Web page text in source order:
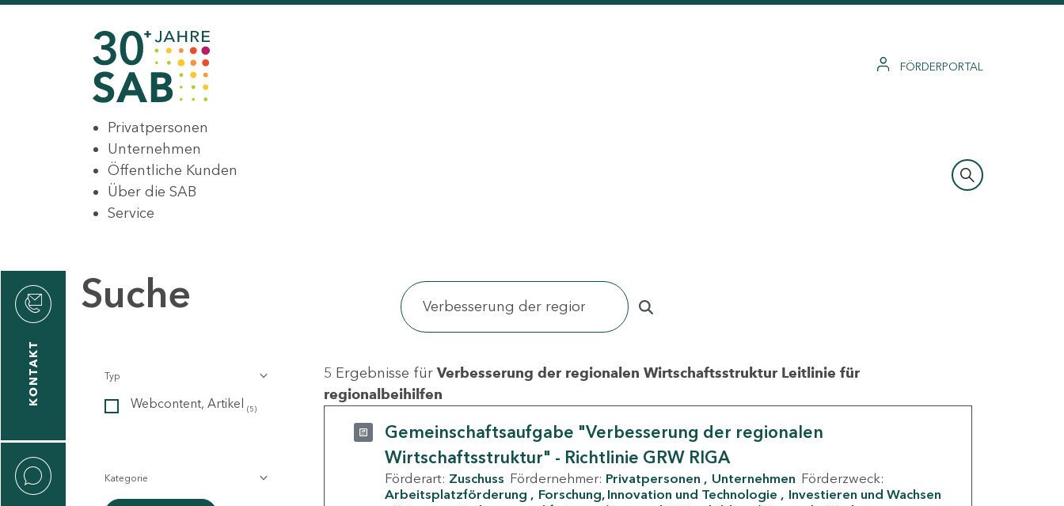
FÖRDERPORTAL
Privatpersonen
Unternehmen
Öffentliche Kunden
Über die SAB
Service
KONTAKT
Suche
Typ
Webcontent, Artikel (5)
Kategorie
5 Ergebnisse für Verbesserung der regionalen Wirtschaftsstruktur Leitlinie für
regionalbeihilfen
Gemeinschaftsaufgabe "Verbesserung der regionalen
Wirtschaftsstruktur" - Richtlinie GRW RIGA
Förderart: Zuschuss Fördernehmer: Privatpersonen Unternehmen Förderzweck:
Arbeitsplatzförderung
Forschung, Innovation und Technologie
Investieren und Wachsen